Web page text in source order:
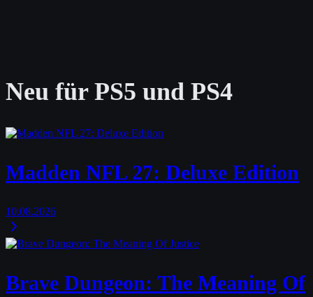
Neu für PS5 und PS4
Madden NFL 27: Deluxe Edition
10.08.2026
Brave Dungeon: The Meaning Of